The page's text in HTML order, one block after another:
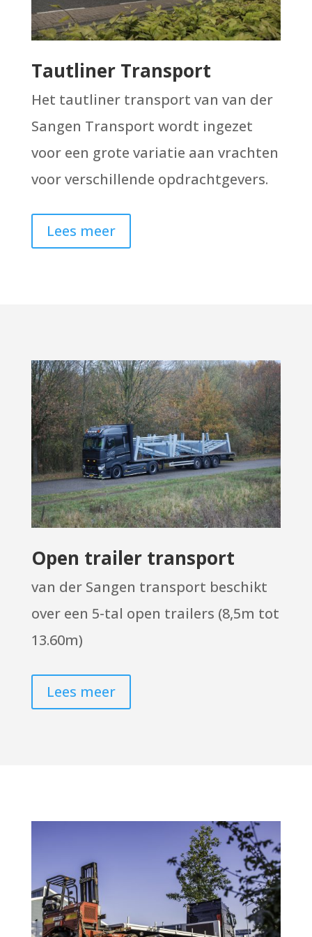
Tautliner Transport
Het tautliner transport van van der
Sangen Transport wordt ingezet
voor een grote variatie aan vrachten
voor verschillende opdrachtgevers.
Lees meer
Open trailer transport
van der Sangen transport beschikt
over een 5-tal open trailers (8,5m tot
13.60m)
Lees meer